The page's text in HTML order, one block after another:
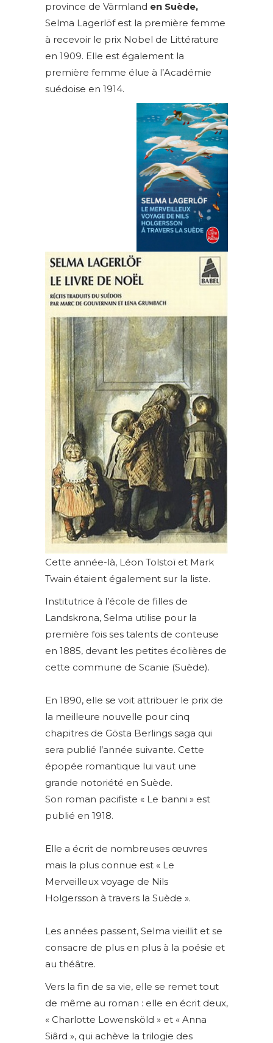
province de Värmland en Suède,
Selma Lagerlöf est la première femme
à recevoir le prix Nobel de Littérature
en 1909. Elle est également la
première femme élue à l’Académie
suédoise en 1914.
Cette année-là, Léon Tolstoï et Mark
Twain étaient également sur la liste.
Institutrice à l’école de filles de
Landskrona, Selma utilise pour la
première fois ses talents de conteuse
en 1885, devant les petites écolières de
cette commune de Scanie (Suède).
En 1890, elle se voit attribuer le prix de
la meilleure nouvelle pour cinq
chapitres de Gösta Berlings saga qui
sera publié l’année suivante. Cette
épopée romantique lui vaut une
grande notoriété en Suède.
Son roman pacifiste « Le banni » est
publié en 1918.
Elle a écrit de nombreuses œuvres
mais la plus connue est « Le
Merveilleux voyage de Nils
Holgersson à travers la Suède ».
Les années passent, Selma vieillit et se
consacre de plus en plus à la poésie et
au théâtre.
Vers la fin de sa vie, elle se remet tout
de même au roman : elle en écrit deux,
« Charlotte Lowensköld » et « Anna
Siârd », qui achève la trilogie des